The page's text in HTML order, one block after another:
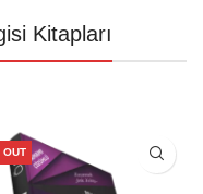
Kitapları
OUT